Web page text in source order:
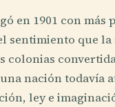
en 1901 con más
sentimiento que la
colonias
nación todavía
ley e